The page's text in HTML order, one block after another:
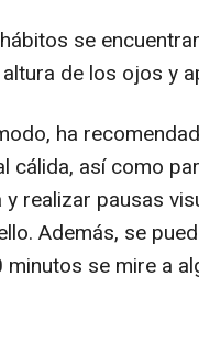
se
de los ojos y
ha
cálida, así como
realizar pausas
Además, se
minutos se mire a